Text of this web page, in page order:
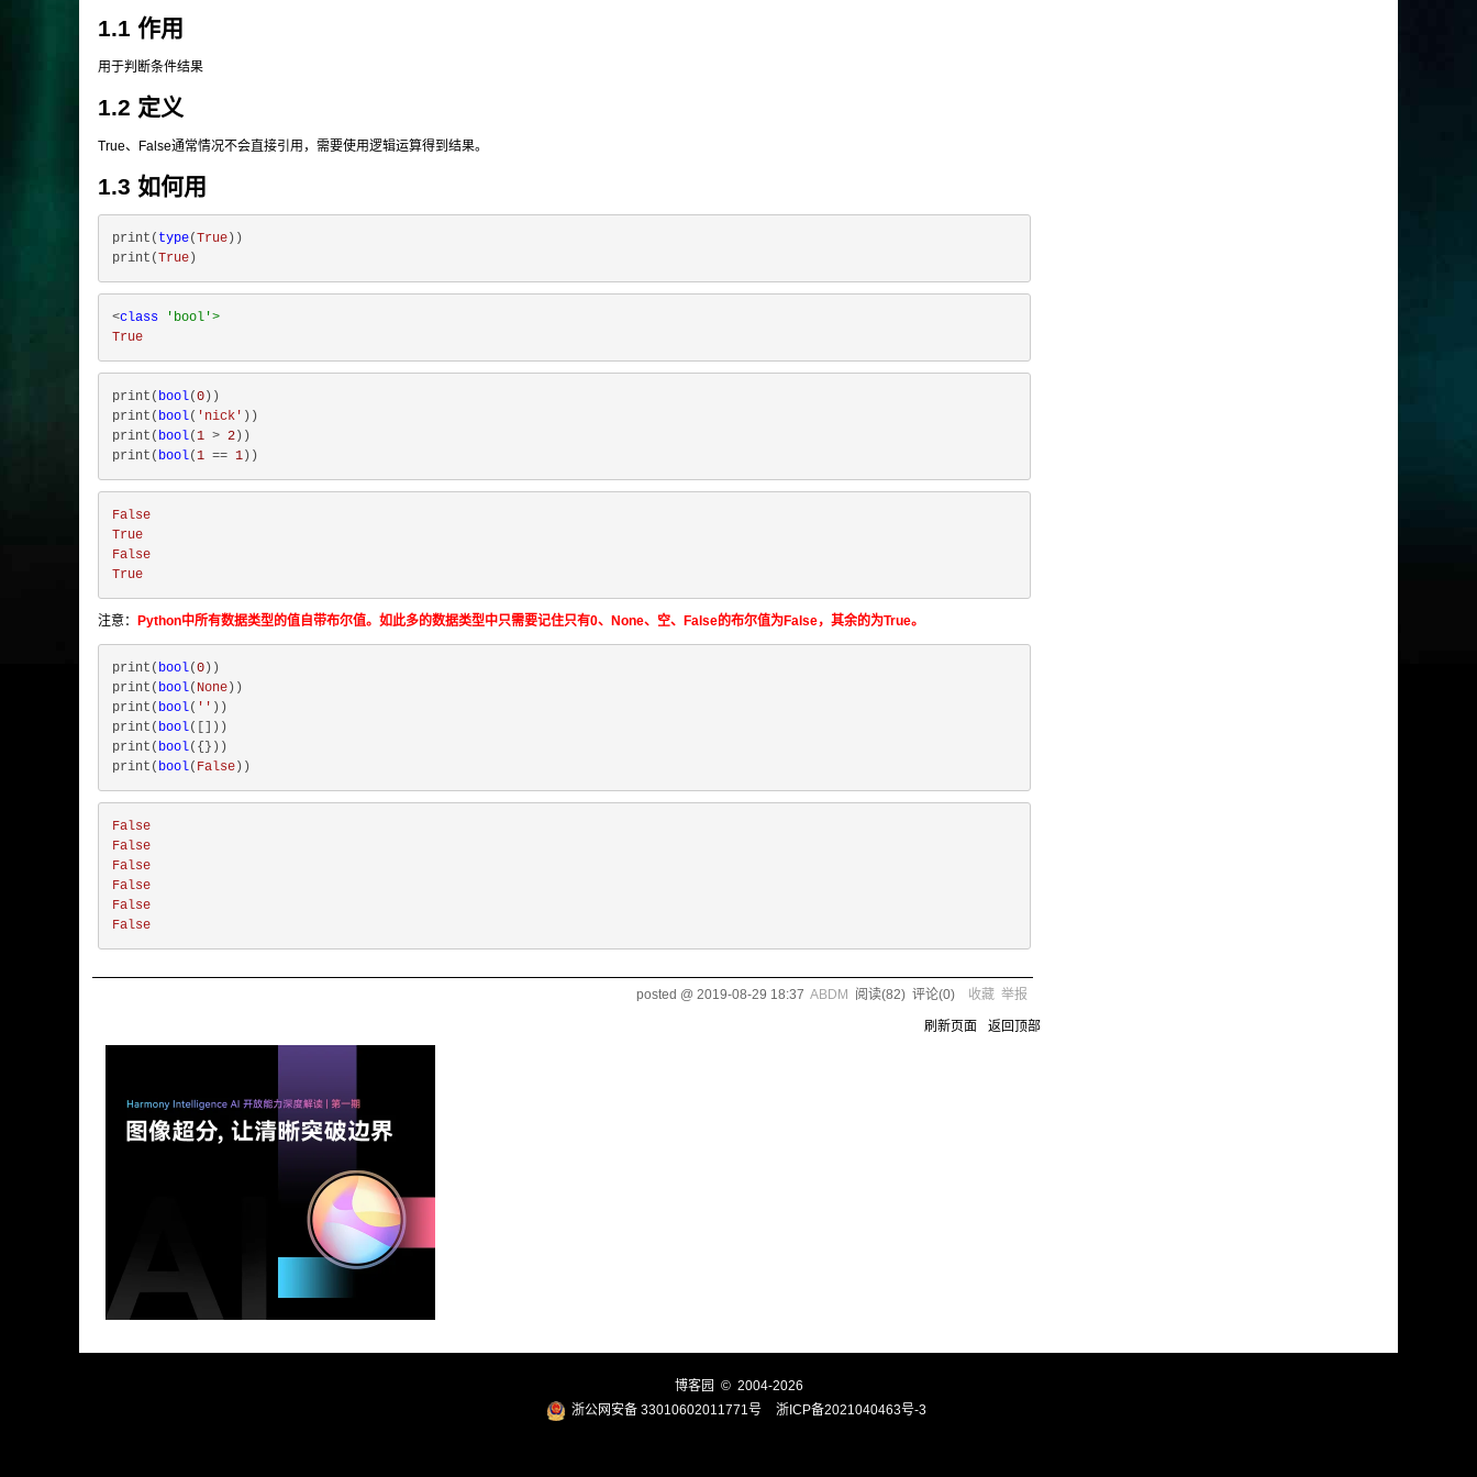
1.1 作用
用于判断条件结果
1.2 定义
True、False通常情况不会直接引用，需要使用逻辑运算得到结果。
1.3 如何用
print( type(True ))
print(True
<class
'bool'>
True
print( bool(0 ))
print( bool( 'nick' ))
print( bool(1 > 2 ))
print( bool(1 == 1
False
True
False
True
注意： Python中所有数据类型的值自带布尔值。如此多的数据类型中只需要记住只有0、None、空、False的布尔值为False，其余的为True。
print( bool(0 ))
print( bool( None ))
print( bool( '' ))
print( bool([]))
print( bool({}))
print( bool( False
False
False
False
False
False
False
posted @ 2019-08-29 18:37 ABDM 阅读(82) 评论(0) 收藏 举报
刷新页面 返回顶部
博客园 © 2004-2026
浙公网安备 33010602011771号
浙ICP备2021040463号-3